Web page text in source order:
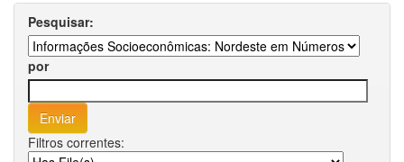
Pesquisar:
por
Filtros correntes: